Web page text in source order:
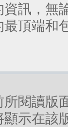
訊，無
頂端和
閱讀版
示在該